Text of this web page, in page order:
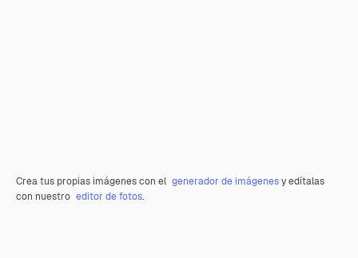
Crea tus propias imágenes con el generador de imágenesy edítalas
con nuestro editor de fotos.